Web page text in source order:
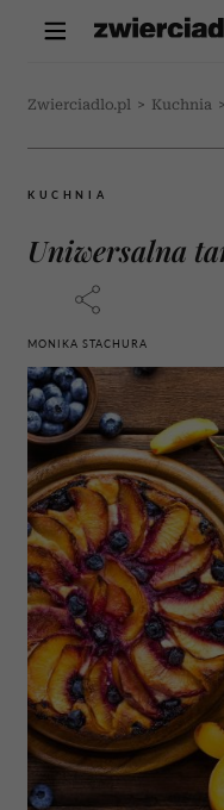
Zwierciadlo.pl > Kuchnia >
KUCHNIA
Uniwersalna
MONIKA STACHURA